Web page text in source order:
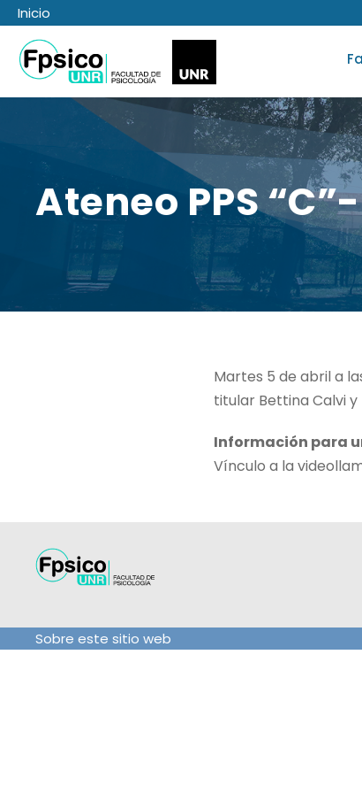
Inicio
Ateneo PPS
Martes 5 de abril a
titular Bettina Calvi
Información para
Vínculo a la
Sobre este sitio web